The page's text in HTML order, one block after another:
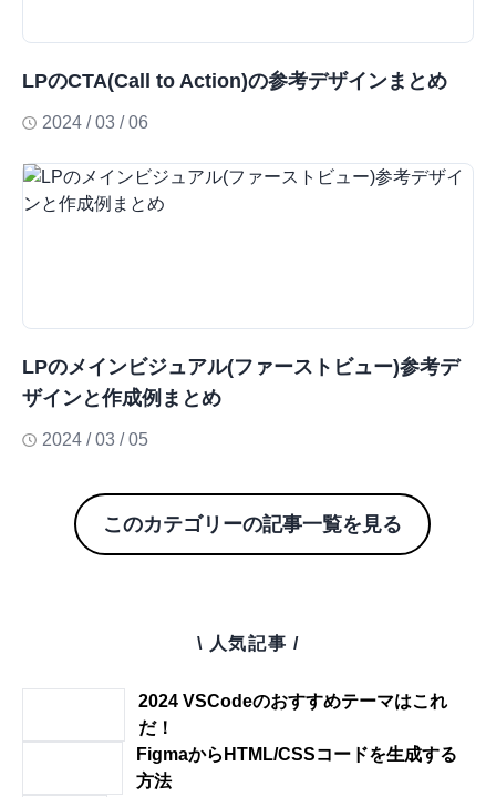
LPのCTA(Call to Action)の参考デザインまとめ
2024 / 03 / 06
LPのメインビジュアル(ファーストビュー)参考デ
ザインと作成例まとめ
2024 / 03 / 05
このカテゴリーの記事一覧を見る
\ 人気記事 /
2024 VSCodeのおすすめテーマはこれ
だ！
FigmaからHTML/CSSコードを生成する
方法